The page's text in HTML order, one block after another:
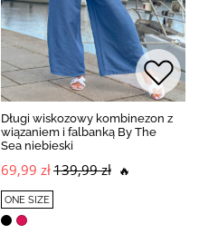
Długi wiskozowy kombinezon z
wiązaniem i falbanką By The
Sea niebieski
69,99 zł139,99 zł 🔥
ONE SIZE